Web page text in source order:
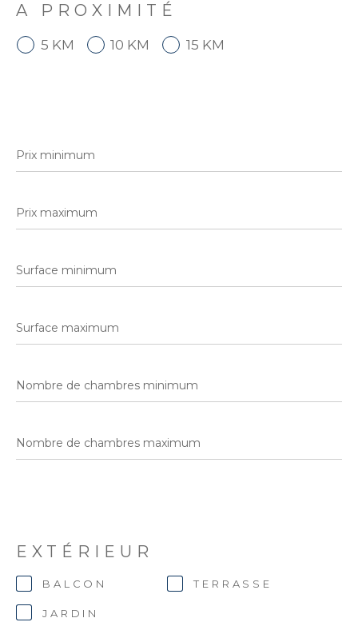
A PROXIMITÉ
5 KM 10 KM 15 KM
minimum
maximum
minimum
maximum
de
chambres
de
chambres
EXTÉRIEUR
BALCON TERRASSE
JARDIN